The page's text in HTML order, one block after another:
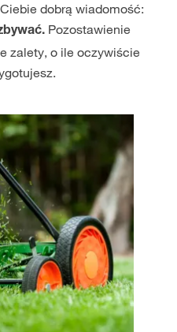
dobrą wiadomość:
Pozostawienie
zalety, o ile oczywiście